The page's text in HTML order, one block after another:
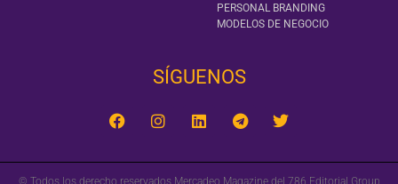
PERSONAL BRANDING
MODELOS DE NEGOCIO
SÍGUENOS‎